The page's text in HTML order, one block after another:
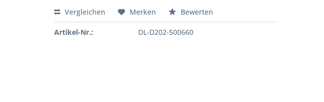
Vergleichen Merken Bewerten
Artikel-Nr.: DL-D202-500660